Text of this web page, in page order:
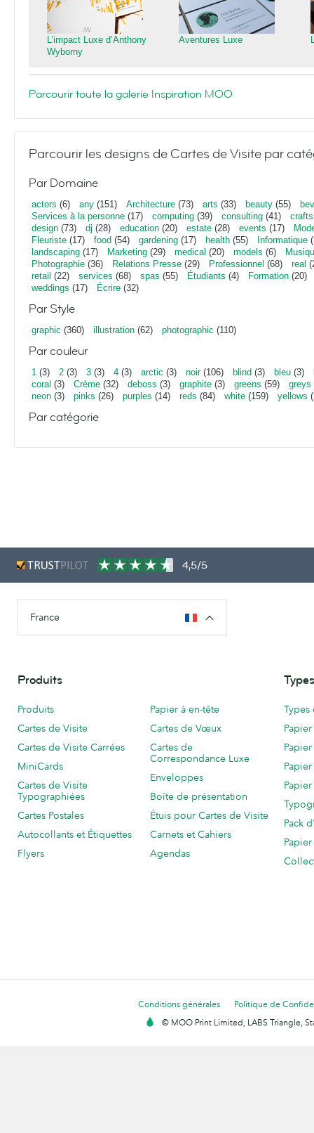
L’impact Luxe d’Anthony
Wyborny
Aventures Luxe
Parcourir toute la galerie Inspiration MOO
Parcourir les designs de Cartes de Visite par
Par Domaine
actors (6) any (151) Architecture (73) arts (33) beauty (55)
Services à la personne (17) computing (39) consulting (41) crafts
design (73) dj (28) education (20) estate (28) events (17)
Fleuriste (17) food (54) gardening (17) health (55) Informatique
landscaping (17) Marketing (29) medical (20) models (6)
Photographie (36) Relations Presse (29) Professionnel (68) real
retail (22) services (68) spas (55) Étudiants (4) Formation (20)
weddings (17) Écrire (32)
Par Style
graphic (360) illustration (62) photographic (110)
Par couleur
1 (3) 2 (3) 3 (3) 4 (3) arctic (3) noir(106) blind (3) bleu (3)
coral (3) Crème (32) deboss (3) graphite (3) greens (59) greys
neon (3) pinks (26) purples (14) reds (84) white (159) yellows
Par catégorie
4,5/5
France
Produits
Produits
Cartes de Visite
Cartes de Visite Carrées
MiniCards
Cartes de Visite
Typographiées
Cartes Postales
Autocollants et Étiquettes
Flyers
Papier à en-tête
Cartes de Vœux
Cartes de
Correspondance Luxe
Enveloppes
Boîte de présentation
Étuis pour Cartes de Visite
Carnets et Cahiers
Agendas
Pack
Conditions générales
Politique de
© MOO Print Limited, LABS Triangle,